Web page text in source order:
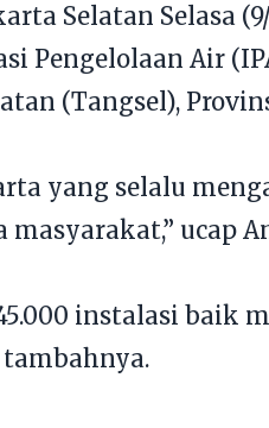
Selatan Selasa
Pengelolaan Air
(Tangsel),
yang selalu
ucap
instalasi baik
tambahnya.